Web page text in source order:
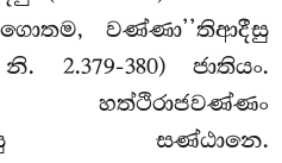
වණ්ණා’’තිආදීසු
380) ජාතියං.
සණ්ඨානෙ.